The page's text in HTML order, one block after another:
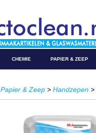
CHEMIE PAPIER & ZEEP
Papier & Zeep > Handzepen >